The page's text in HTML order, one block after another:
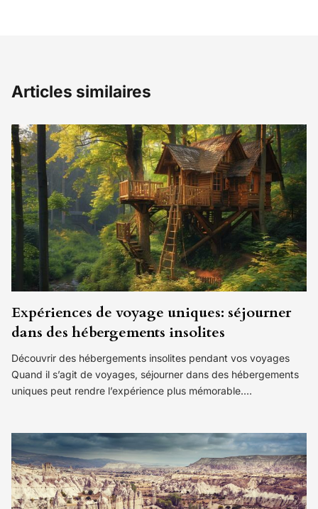
Articles similaires
Expériences de voyage uniques: séjourner
dans des hébergements insolites
Découvrir des hébergements insolites pendant vos voyages
Quand il s’agit de voyages, séjourner dans des hébergements
uniques peut rendre l’expérience plus mémorable.…